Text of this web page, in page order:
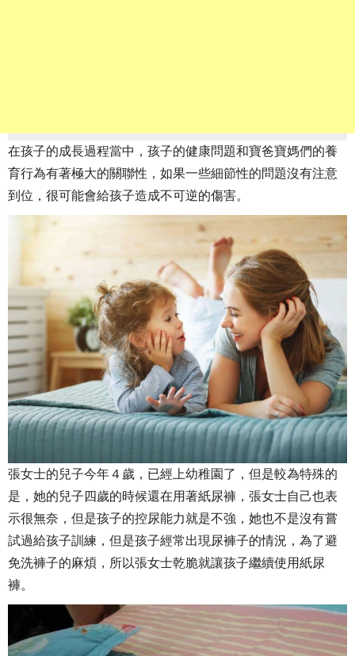
在孩子的成長過程當中，孩子的健康問題和寶爸寶媽們的養
育行為有著極大的關聯性，如果一些細節性的問題沒有注意
到位，很可能會給孩子造成不可逆的傷害。
張女士的兒子今年４歲，已經上幼稚園了，但是較為特殊的
是，她的兒子四歲的時候還在用著紙尿褲，張女士自己也表
示很無奈，但是孩子的控尿能力就是不強，她也不是沒有嘗
試過給孩子訓練，但是孩子經常出現尿褲子的情況，為了避
免洗褲子的麻煩，所以張女士乾脆就讓孩子繼續使用紙尿
褲。